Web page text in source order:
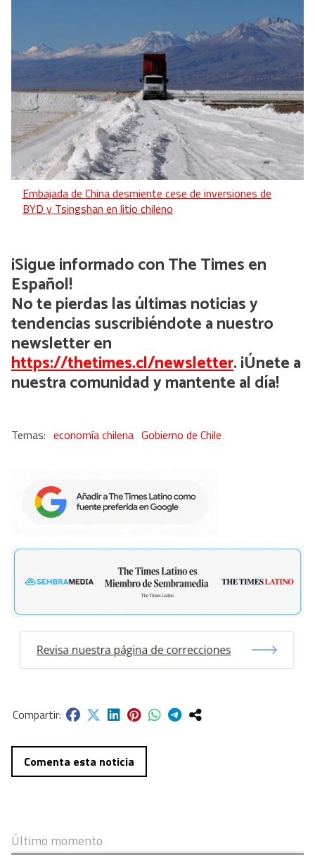
Embajada de China desmiente cese de inversiones de
BYD y Tsingshan en litio chileno
¡Sigue informado con The Times en
Español!
No te pierdas las últimas noticias y
tendencias suscribiéndote a nuestro
newsletter en
https://thetimes.cl/newsletter. ¡Únete a
nuestra comunidad y mantente al día!
economía chilena Gobierno de Chile
Comenta esta noticia
Último momento